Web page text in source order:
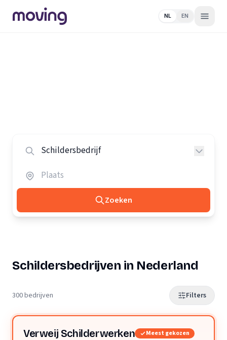
NL EN
Zoeken
Schildersbedrijven in Nederland
300 bedrijven Filters
Verweij Schilderwerken Meest gekozen